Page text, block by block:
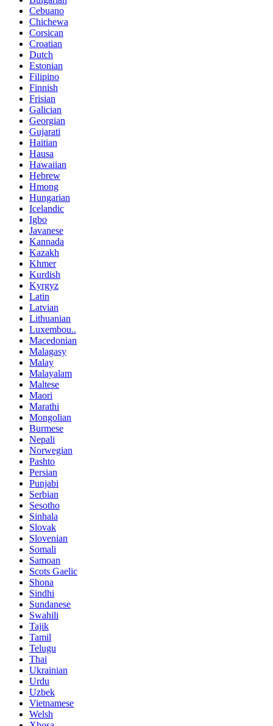
Cebuano
Chichewa
Corsican
Croatian
Dutch
Estonian
Filipino
Finnish
Frisian
Galician
Georgian
Gujarati
Haitian
Hausa
Hawaiian
Hebrew
Hmong
Hungarian
Icelandic
Igbo
Javanese
Kannada
Kazakh
Khmer
Kurdish
Kyrgyz
Latin
Latvian
Lithuanian
Luxembou..
Macedonian
Malagasy
Malay
Malayalam
Maltese
Maori
Marathi
Mongolian
Burmese
Nepali
Norwegian
Pashto
Persian
Punjabi
Serbian
Sesotho
Sinhala
Slovak
Slovenian
Somali
Samoan
Scots Gaelic
Shona
Sindhi
Sundanese
Swahili
Tajik
Tamil
Telugu
Thai
Ukrainian
Urdu
Uzbek
Vietnamese
Welsh